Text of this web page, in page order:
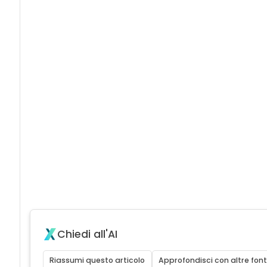
Chiedi all'AI
Riassumi questo articolo Approfondisci con altre